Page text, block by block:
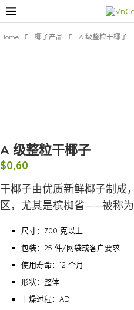
Home 椰子产品 A 级整粒干椰子
A 级整粒干椰子
$0,60
干椰子由优质新鲜椰子制成
区，尤其是槟椥省——被称为
尺寸：700 克以上
包装：25 件/网袋或客户要求
使用寿命：12 个月
形状：整体
干燥过程：AD